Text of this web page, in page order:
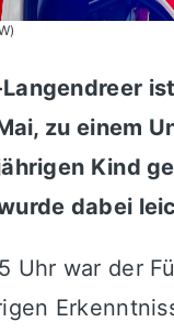
zu einem
Kind
dabei
Uhr war der